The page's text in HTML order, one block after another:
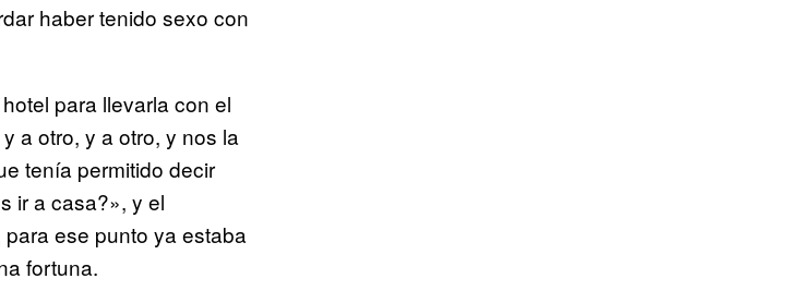
haber tenido sexo con
para llevarla con el
a otro, y a otro, y nos la
tenía permitido decir
ir a casa?», y el
ese punto ya estaba
fortuna.